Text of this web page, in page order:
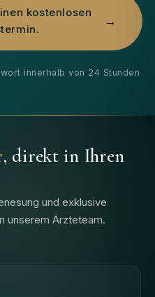
kostenlosen
innerhalb von 24 Stunden
, direkt in Ihren
und exklusive
unserem Ärzteteam.